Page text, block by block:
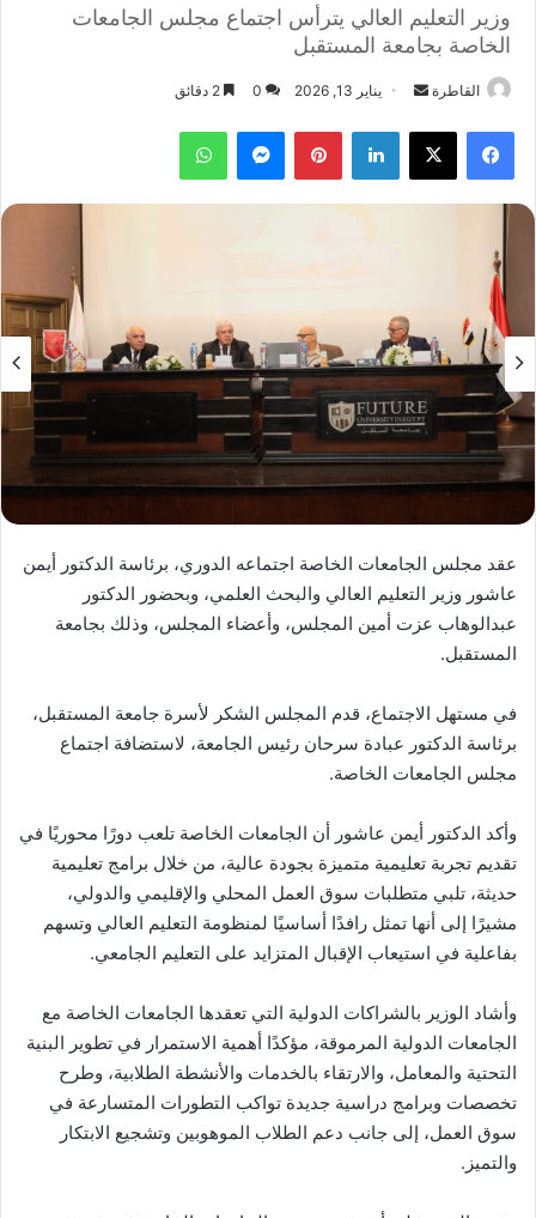
وزير التعليم العالي يترأس اجتماع مجلس الجامعات
الخاصة بجامعة المستقبل
القاطرة
أرسل
إلكترونيا
يناير 13, 2026 0
فيسبوك ‫X لينكدإن بينتيريستماسنجر واتساب
عقد مجلس الجامعات الخاصة اجتماعه الدوري، برئاسة الدكتور أيمن
عاشور وزير التعليم العالي والبحث العلمي، وبحضور الدكتور
عبدالوهاب عزت أمين المجلس، وأعضاء المجلس، وذلك بجامعة
المستقبل.
في مستهل الاجتماع، قدم المجلس الشكر لأسرة جامعة المستقبل،
برئاسة الدكتور عبادة سرحان رئيس الجامعة، لاستضافة اجتماع
مجلس الجامعات الخاصة.
وأكد الدكتور أيمن عاشور أن الجامعات الخاصة تلعب دورًا محوريًا في
تقديم تجربة تعليمية متميزة بجودة عالية، من خلال برامج تعليمية
حديثة، تلبي متطلبات سوق العمل المحلي والإقليمي والدولي،
مشيرًا إلى أنها تمثل رافدًا أساسيًا لمنظومة التعليم العالي وتسهم
بفاعلية في استيعاب الإقبال المتزايد على التعليم الجامعي.
وأشاد الوزير بالشراكات الدولية التي تعقدها الجامعات الخاصة مع
الجامعات الدولية المرموقة، مؤكدًا أهمية الاستمرار في تطوير البنية
التحتية والمعامل، والارتقاء بالخدمات والأنشطة الطلابية، وطرح
تخصصات وبرامج دراسية جديدة تواكب التطورات المتسارعة في
سوق العمل، إلى جانب دعم الطلاب الموهوبين وتشجيع الابتكار
والتميز.